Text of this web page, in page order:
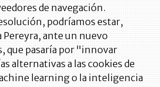
de navegación.
podríamos estar,
Pereyra, ante un nuevo
que pasaría por "innovar
alternativas a las cookies de
learning o la inteligencia